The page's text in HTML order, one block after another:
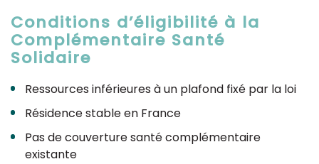
Conditions d’éligibilité à la
Complémentaire Santé
Solidaire
Ressources inférieures à un plafond fixé par la loi
Résidence stable en France
Pas de couverture santé complémentaire
existante